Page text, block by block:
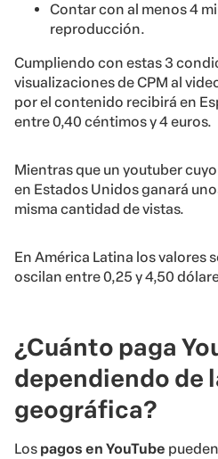
Contar con al menos 4
reproducción.
Cumpliendo con estas 3
visualizaciones de CPM al
por el contenido recibirá en
entre 0,40 céntimos y 4 euros.
Mientras que un youtuber
en Estados Unidos ganará
misma cantidad de vistas.
En América Latina los valores
oscilan entre 0,25 y 4,50
¿Cuánto paga
dependiendo de
geográfica?
Los pagos en YouTube